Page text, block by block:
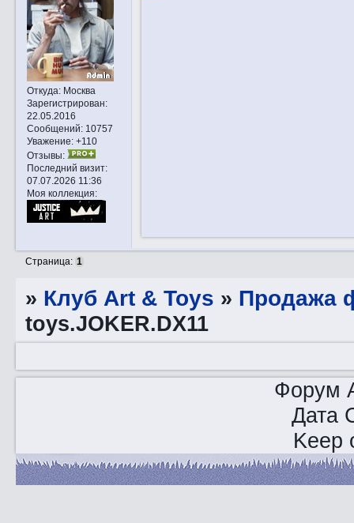
Откуда:Москва
Зарегистрирован:
22.05.2016
Сообщений:10757
Уважение: +110
Отзывы:
Последний визит:
07.07.2026 11:36
Моя коллекция:
Страница: 1
» Клуб Art & Toys » Продажа
toys.JOKER.DX11
Форум
Дата
Keep